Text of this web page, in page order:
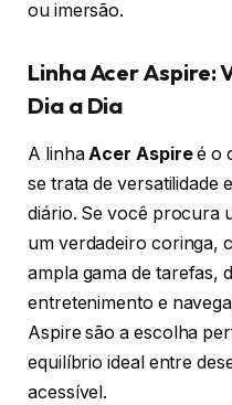
ou imersão.
Linha Acer Aspire:
Dia a Dia
A linhaAcer Aspireé o
se trata de versatilidade
diário. Se você procura
um verdadeiro coringa,
ampla gama de tarefas,
entretenimento e
Aspire são a escolha
equilíbrio ideal entre
acessível.